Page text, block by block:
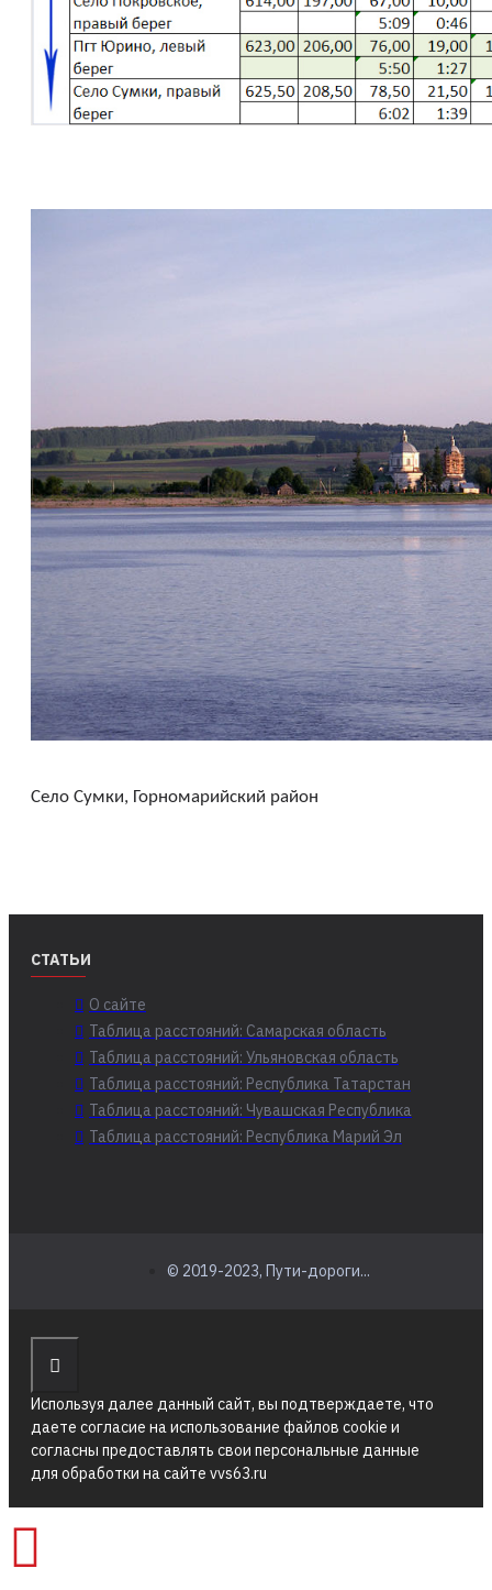
Село Сумки, Горномарийский район
СТАТЬИ
О сайте
Таблица расстояний: Самарская область
Таблица расстояний: Ульяновская область
Таблица расстояний: Республика Татарстан
Таблица расстояний: Чувашская Республика
Таблица расстояний: Республика Марий Эл
© 2019-2023, Пути-дороги...
Используя далее данный сайт, вы подтверждаете, что
даете согласие на использование файлов cookie и
согласны предоставлять свои персональные данные
для обработки на сайте vvs63.ru